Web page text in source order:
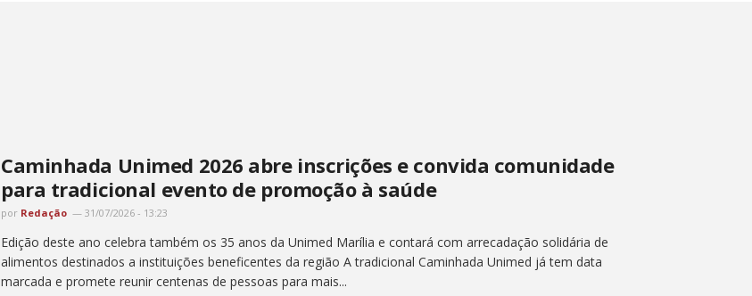
Caminhada Unimed 2026 abre inscrições e convida comunidade
para tradicional evento de promoção à saúde
por Redação 31/07/2026 - 13:23
Edição deste ano celebra também os 35 anos da Unimed Marília e contará com arrecadação solidária de
alimentos destinados a instituições beneficentes da região A tradicional Caminhada Unimed já tem data
marcada e promete reunir centenas de pessoas para mais...